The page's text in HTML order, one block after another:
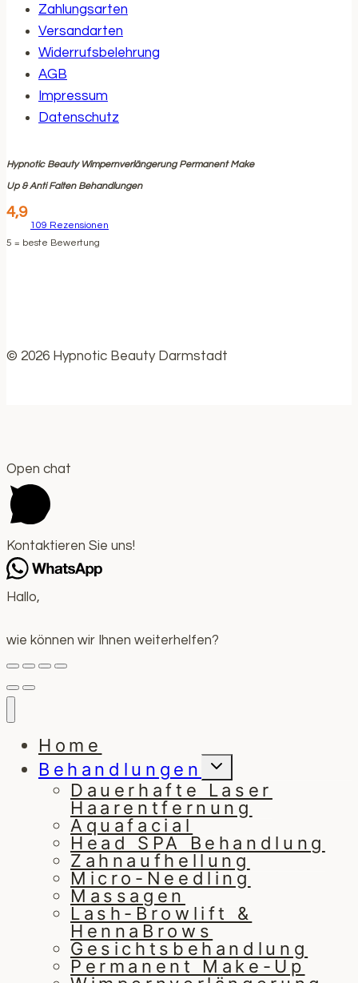
Zahlungsarten
Versandarten
Widerrufsbelehrung
AGB
Impressum
Datenschutz
Hypnotic Beauty Wimpernverlängerung Permanent Make
Up & Anti Falten Behandlungen
4,9
109 Rezensionen
5 = beste Bewertung
© 2026 Hypnotic Beauty Darmstadt
Open chat
Kontaktieren Sie uns!
Hallo,
wie können wir Ihnen weiterhelfen?
Home
Behandlungen
Untermenü
umschalten
Dauerhafte Laser
Haarentfernung
Aquafacial
Head SPA Behandlung
Zahnaufhellung
Micro-Needling
Massagen
Lash-Browlift &
HennaBrows
Gesichtsbehandlung
Permanent Make-Up